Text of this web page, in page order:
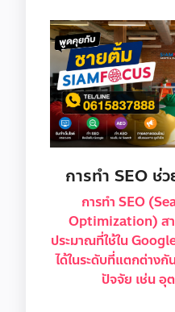
การทำ SEO ช่
การทำ SEO
Optimization) ส
ประมาณที่ใช้ใน
ได้ในระดับที่แตกต่าง
ปัจจัย เช่น อุ